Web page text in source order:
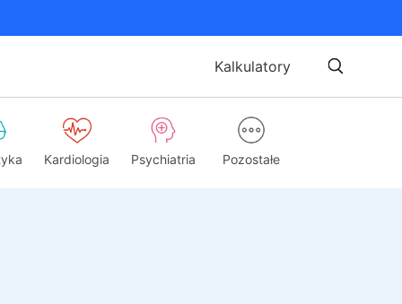
Kalkulatory
Kardiologia Psychiatria Pozostałe